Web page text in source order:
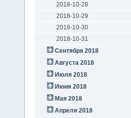
2018-10-28
2018-10-29
2018-10-30
2018-10-31
Сентября 2018
Августа 2018
Июля 2018
Июня 2018
Мая 2018
Апреля 2018